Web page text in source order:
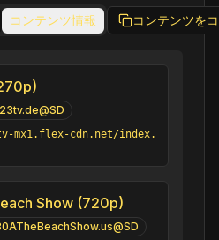
コンテンツ情報 コンテンツを
mx1.flex-cdn.net/index.
Show (720p)